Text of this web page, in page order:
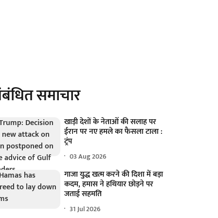
समाचार
खाड़ी देशों के नेताओं की सलाह पर
ईरान पर नए हमले का फैसला टाला :
ट्रंप
03 Aug 2026
गाजा युद्ध खत्म करने की दिशा में बड़ा
कदम, हमास ने हथियार छोड़ने पर
जताई सहमति
31 Jul 2026